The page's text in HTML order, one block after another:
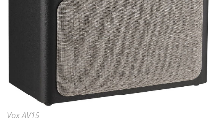
Vox AV15